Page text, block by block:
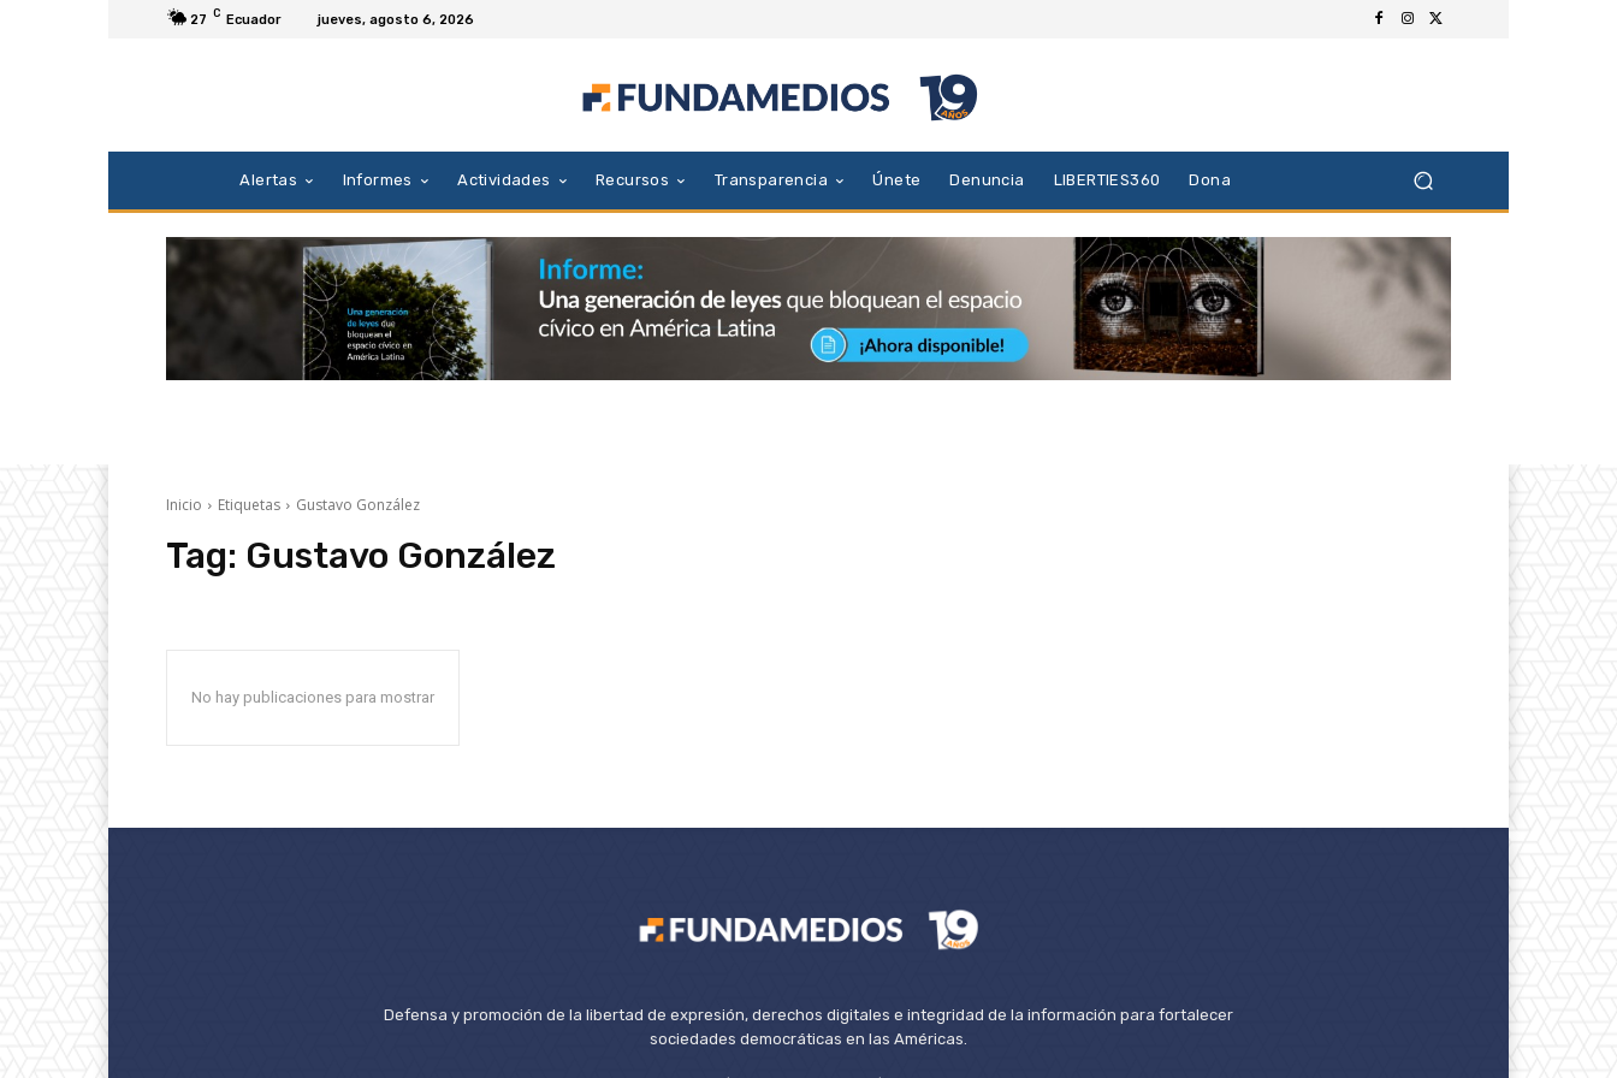
27 C Ecuador jueves, agosto 6, 2026
Alertas Informes Actividades Recursos Transparencia Únete Denuncia LIBERTIES360 Dona
Inicio Etiquetas Gustavo González
Tag: Gustavo González
No hay publicaciones para mostrar
Defensa y promoción de la libertad de expresión, derechos digitales e integridad de la información para fortalecer
sociedades democráticas en las Américas.